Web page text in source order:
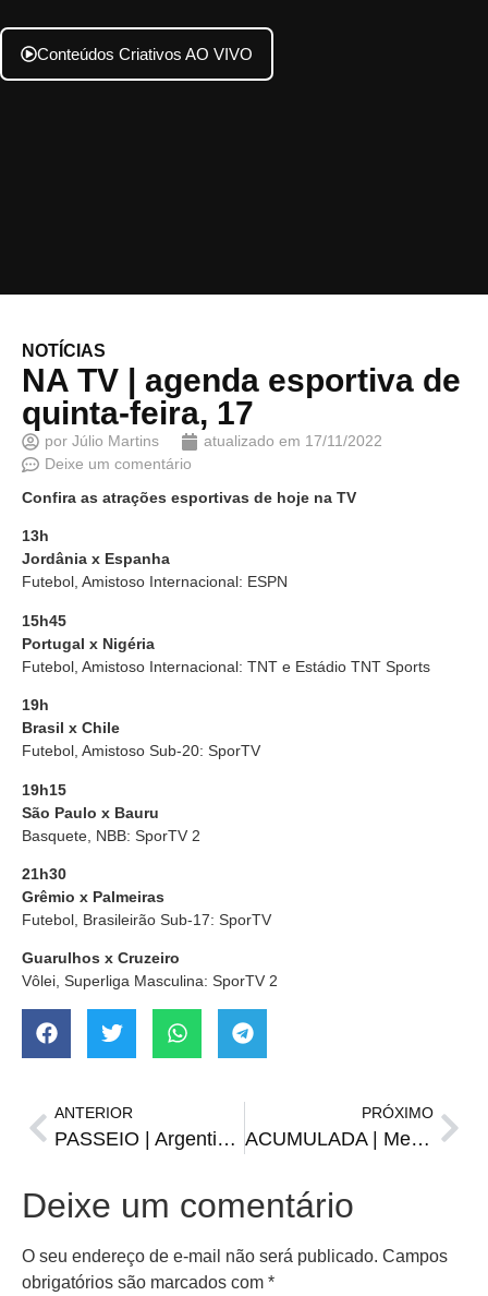
Conteúdos Criativos AO VIVO
NOTÍCIAS
NA TV | agenda esportiva de
quinta-feira, 17
por Júlio Martins atualizado em 17/11/2022
Deixe um comentário
Confira as atrações esportivas de hoje na TV
13h
Jordânia x Espanha
Futebol, Amistoso Internacional: ESPN
15h45
Portugal x Nigéria
Futebol, Amistoso Internacional: TNT e Estádio TNT Sports
19h
Brasil x Chile
Futebol, Amistoso Sub-20: SporTV
19h15
São Paulo x Bauru
Basquete, NBB: SporTV 2
21h30
Grêmio x Palmeiras
Futebol, Brasileirão Sub-17: SporTV
Guarulhos x Cruzeiro
Vôlei, Superliga Masculina: SporTV 2
ANTERIOR
PASSEIO | Argentina goleia Emirados Árabes, em amistoso antes da Copa
PRÓXIMO
ACUMULADA | Mega-Sena pode pagar prêmio de R$ 38 milhões no sábado
Deixe um comentário
O seu endereço de e-mail não será publicado. Campos
obrigatórios são marcados com *